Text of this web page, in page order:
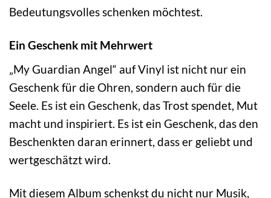
Bedeutungsvolles schenken möchtest.
Ein Geschenk mit Mehrwert
„My Guardian Angel“ auf Vinyl ist nicht nur ein
Geschenk für die Ohren, sondern auch für die
Seele. Es ist ein Geschenk, das Trost spendet, Mut
macht und inspiriert. Es ist ein Geschenk, das den
Beschenkten daran erinnert, dass er geliebt und
wertgeschätzt wird.
Mit diesem Album schenkst du nicht nur Musik,